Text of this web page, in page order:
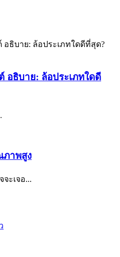
อธิบาย: ล้อประเภทใดดี
ภาพสูง
ะเจอ...